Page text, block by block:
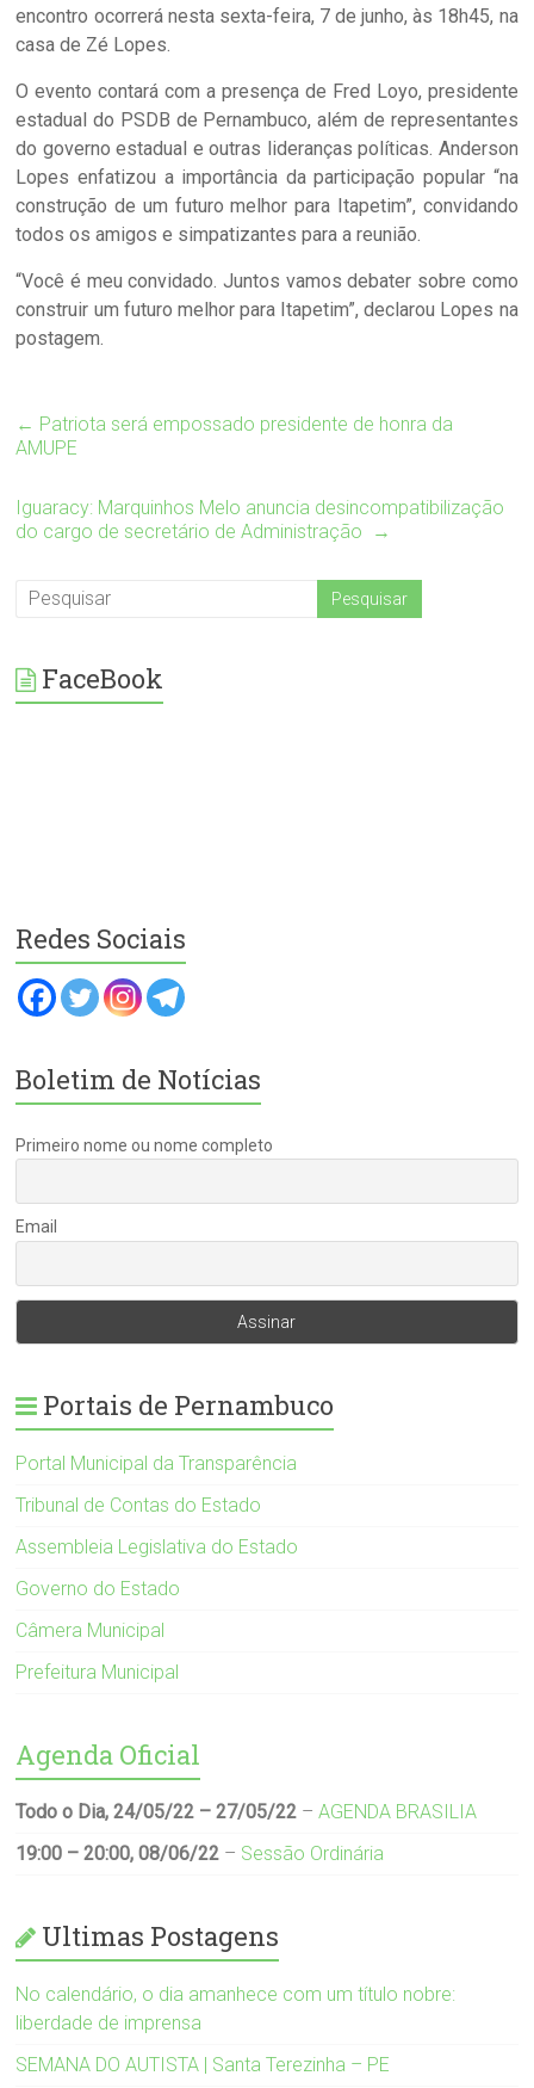
encontro ocorrerá nesta sexta-feira, 7 de junho, às 18h45, na
casa de Zé Lopes.
O evento contará com a presença de Fred Loyo, presidente
estadual do PSDB de Pernambuco, além de representantes
do governo estadual e outras lideranças políticas. Anderson
Lopes enfatizou a importância da participação popular “na
construção de um futuro melhor para Itapetim”, convidando
todos os amigos e simpatizantes para a reunião.
“Você é meu convidado. Juntos vamos debater sobre como
construir um futuro melhor para Itapetim”, declarou Lopes na
postagem.
← Patriota será empossado presidente de honra da
AMUPE
Iguaracy: Marquinhos Melo anuncia desincompatibilização
do cargo de secretário de Administração
→
FaceBook
Redes Sociais
Boletim de Notícias
Primeiro nome ou nome completo
Email
Portais de Pernambuco
Portal Municipal da Transparência
Tribunal de Contas do Estado
Assembleia Legislativa do Estado
Governo do Estado
Câmera Municipal
Prefeitura Municipal
Agenda Oficial
Todo o Dia,24/05/22 – 27/05/22 –AGENDA BRASILIA
19:00 – 20:00,08/06/22 – Sessão Ordinária
Ultimas Postagens
No calendário, o dia amanhece com um título nobre:
liberdade de imprensa
SEMANA DO AUTISTA | Santa Terezinha – PE